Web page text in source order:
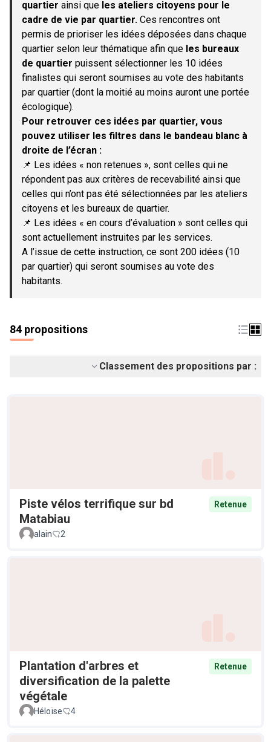
quartier ainsi que les ateliers citoyens pour le
cadre de vie par quartier. Ces rencontres ont
permis de prioriser les idées déposées dans chaque
quartier selon leur thématique afin que les bureaux
de quartier puissent sélectionner les 10 idées
finalistes qui seront soumises au vote des habitants
par quartier (dont la moitié au moins auront une portée
écologique).
Pour retrouver ces idées par quartier, vous
pouvez utiliser les filtres dans le bandeau blanc à
droite de l’écran :
📌 Les idées « non retenues », sont celles qui ne
répondent pas aux critères de recevabilité ainsi que
celles qui n’ont pas été sélectionnées par les ateliers
citoyens et les bureaux de quartier.
📌 Les idées « en cours d’évaluation » sont celles qui
sont actuellement instruites par les services.
A l’issue de cette instruction, ce sont 200 idées (10
par quartier) qui seront soumises au vote des
habitants.
84 propositions
Classement des propositions par :
Piste vélos terrifique sur bd
Matabiau
Retenue
alain 2
Plantation d'arbres et
diversification de la palette
végétale
Retenue
Héloïse 4